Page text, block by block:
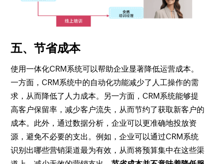
五、节省成本
使用一体化CRM系统可以帮助企业显著降低运营成本。
一方面，CRM系统中的自动化功能减少了人工操作的需
求，从而降低了人力成本。另一方面，CRM系统能够提
高客户保留率，减少客户流失，从而节约了获取新客户的
成本。此外，通过数据分析，企业可以更准确地投放资
源，避免不必要的支出。例如，企业可以通过CRM系统
识别出哪些营销渠道最为有效，从而将预算集中在这些渠